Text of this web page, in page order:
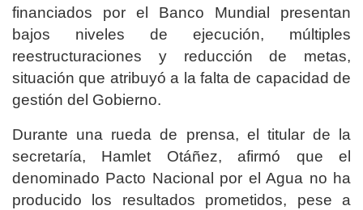
financiados por el Banco Mundial presentan
bajos niveles de ejecución, múltiples
reestructuraciones y reducción de metas,
situación que atribuyó a la falta de capacidad de
gestión del Gobierno.
Durante una rueda de prensa, el titular de la
secretaría, Hamlet Otáñez, afirmó que el
denominado Pacto Nacional por el Agua no ha
producido los resultados prometidos, pese a